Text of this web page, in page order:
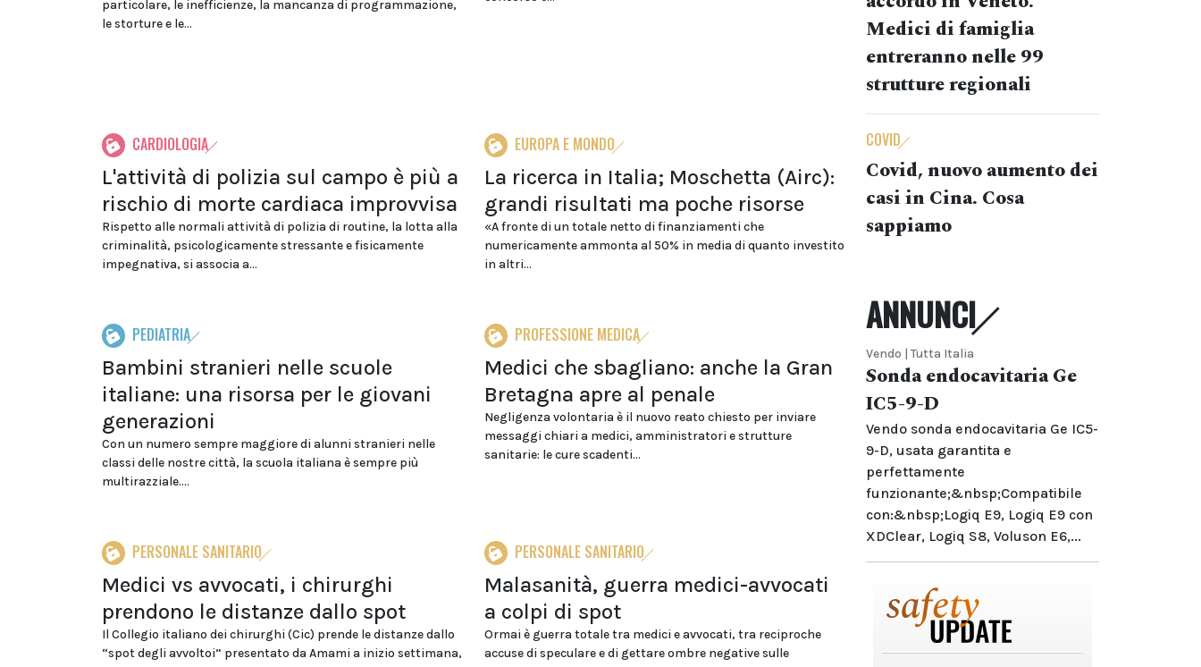
particolare, le inefficienze, la mancanza di programmazione,
le storture e le...
CARDIOLOGIA
L'attività di polizia sul campo è più a
rischio di morte cardiaca improvvisa
Rispetto alle normali attività di polizia di routine, la lotta alla
criminalità, psicologicamente stressante e fisicamente
impegnativa, si associa a...
EUROPA E MONDO
La ricerca in Italia; Moschetta (Airc):
grandi risultati ma poche risorse
«A fronte di un totale netto di finanziamenti che
numericamente ammonta al 50% in media di quanto investito
in altri...
PEDIATRIA
Bambini stranieri nelle scuole
italiane: una risorsa per le giovani
generazioni
Con un numero sempre maggiore di alunni stranieri nelle
classi delle nostre città, la scuola italiana è sempre più
multirazziale....
PROFESSIONE MEDICA
Medici che sbagliano: anche la Gran
Bretagna apre al penale
Negligenza volontaria è il nuovo reato chiesto per inviare
messaggi chiari a medici, amministratori e strutture
sanitarie: le cure scadenti...
PERSONALE SANITARIO
Medici vs avvocati, i chirurghi
prendono le distanze dallo spot
Il Collegio italiano dei chirurghi (Cic) prende le distanze dallo
“spot degli avvoltoi” presentato da Amami a inizio settimana,
PERSONALE SANITARIO
Malasanità, guerra medici-avvocati
a colpi di spot
Ormai è guerra totale tra medici e avvocati, tra reciproche
accuse di speculare e di gettare ombre negative sulle
Medici di famiglia
entreranno nelle 99
strutture regionali
COVID
Covid, nuovo aumento dei
casi in Cina. Cosa
sappiamo
ANNUNCI
Vendo | Tutta Italia
Sonda endocavitaria Ge
IC5-9-D
Vendo sonda endocavitaria Ge IC5-
9-D, usata garantita e
perfettamente
funzionante;&nbsp;Compatibile
con:&nbsp;Logiq E9, Logiq E9 con
XDClear, Logiq S8, Voluson E6,...